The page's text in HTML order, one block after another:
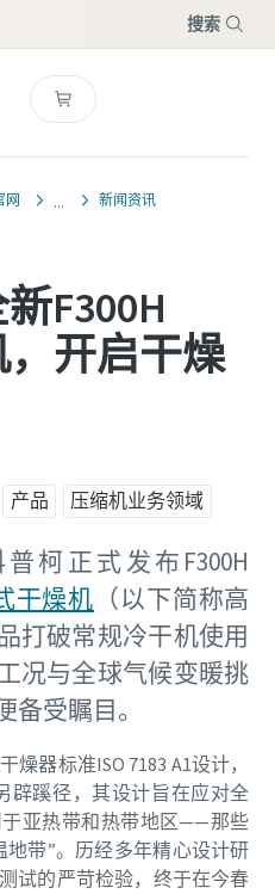
搜索
网 新闻资讯
F300H
，开启干燥
产品 压缩机业务领域
柯正式发布F300H
干燥机 （以下简称高
打破常规冷干机使用
况与全球气候变暖挑
受瞩目。
器标准ISO 7183 A1设计，
辟蹊径，其设计旨在应对全
亚热带和热带地区——那些
带”。历经多年精心设计研
试的严苛检验，终于在今春